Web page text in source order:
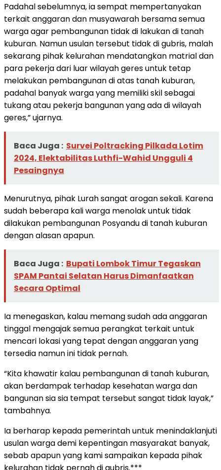
Padahal sebelumnya, ia sempat mempertanyakan
terkait anggaran dan musyawarah bersama semua
warga agar pembangunan tidak di lakukan di tanah
kuburan. Namun usulan tersebut tidak di gubris, malah
sekarang pihak kelurahan mendatangkan matrial dan
para pekerja dari luar wilayah geres untuk tetap
melakukan pembangunan di atas tanah kuburan,
padahal banyak warga yang memiliki skil sebagai
tukang atau pekerja bangunan yang ada di wilayah
geres,” ujarnya.
Baca Juga : Survei Poltracking Pilkada Lotim
2024, Elektabilitas Luthfi-Wahid Ungguli 4
Pesaingnya
Menurutnya, pihak Lurah sangat arogan sekali. Karena
sudah beberapa kali warga menolak untuk tidak
dilakukan pembangunan Posyandu di tanah kuburan
dengan alasan apapun.
Baca Juga : Bupati Lombok Timur Tegaskan
SPAM Pantai Selatan Harus Dimanfaatkan
Secara Optimal
Ia menegaskan, kalau memang sudah ada anggaran
tinggal mengajak semua perangkat terkait untuk
mencari lokasi yang tepat dengan anggaran yang
tersedia namun ini tidak pernah.
“Kita khawatir kalau pembangunan di tanah kuburan,
akan berdampak terhadap kesehatan warga dan
bangunan sia sia tempat tersebut sangat tidak layak,”
tambahnya.
Ia berharap kepada pemerintah untuk menindaklanjuti
usulan warga demi kepentingan masyarakat banyak,
sebab apapun yang kami sampaikan kepada pihak
kelurahan tidak pernah di gubris.***